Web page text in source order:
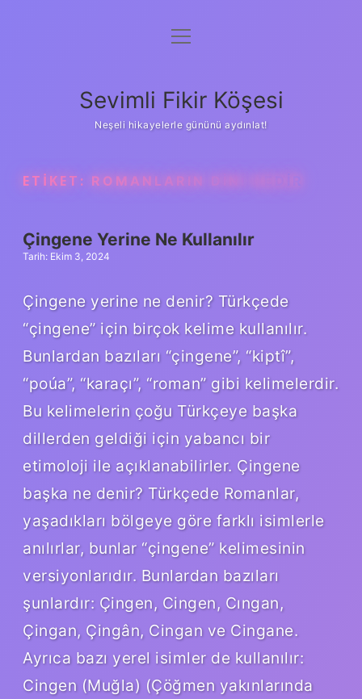
Anasayfa
Yasal Uyarı
menüyü
Sevimli Fikir Köşesi
Neşeli hikayelerle gününü aydınlat!
ETIKET: ROMANLARIN DINI NEDIR
Çingene Yerine Ne Kullanılır
Tarih: Ekim 3, 2024
Çingene yerine ne denir? Türkçede
“çingene” için birçok kelime kullanılır.
Bunlardan bazıları “çingene”, “kiptî”,
“poúa”, “karaçı”, “roman” gibi kelimelerdir.
Bu kelimelerin çoğu Türkçeye başka
dillerden geldiği için yabancı bir
etimoloji ile açıklanabilirler. Çingene
başka ne denir? Türkçede Romanlar,
yaşadıkları bölgeye göre farklı isimlerle
anılırlar, bunlar “çingene” kelimesinin
versiyonlarıdır. Bunlardan bazıları
şunlardır: Çingen, Cingen, Cıngan,
Çingan, Çingân, Cingan ve Cingane.
Ayrıca bazı yerel isimler de kullanılır:
Cingen (Muğla) (Çöğmen yakınlarında